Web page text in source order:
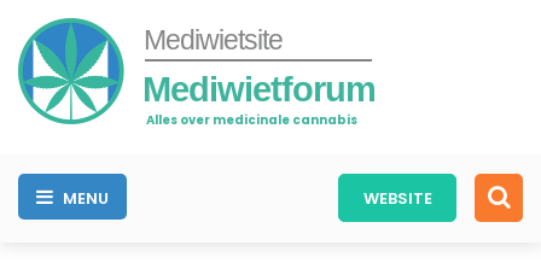
Mediwietsite
Mediwietforum
Alles over medicinale cannabis
MENU WEBSITE